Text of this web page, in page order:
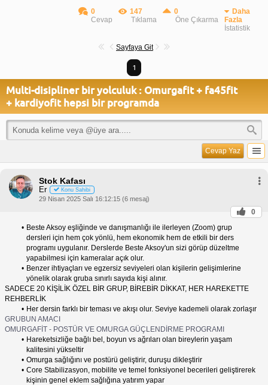
0
Cevap
147
Tıklama
0
Öne Çıkarma
Daha
Fazla
İstatistik
Sayfaya Git
1
Multi-disipliner bir yolculuk : Omurgafit + fa45fit
+ kardiyofit hepsi bir programda
Cevap Yaz
Stok Kafası
Er Konu Sahibi
29 Nisan 2025 Salı 16:12:15 (6 mesaj)
0
Beste Aksoy eşliğinde ve danışmanlığı ile ilerleyen (Zoom) grup
dersleri için hem çok yönlü, hem ekonomik hem de etkili bir ders
programı uygulanır. Derslerde Beste Aksoy'un sizi görüp düzeltme
yapabilmesi için kameralar açık olur.
Benzer ihtiyaçları ve egzersiz seviyeleri olan kişilerin gelişimlerine
yönelik olarak gruba sınırlı sayıda kişi alınır.
SADECE 20 KİŞİLİK ÖZEL BİR GRUP, BİREBİR DİKKAT, HER HAREKETTE
REHBERLİK
Her dersin farklı bir teması ve akışı olur. Seviye kademeli olarak zorlaşır
GRUBUN AMACI
OMURGAFİT - POSTÜR VE OMURGA GÜÇLENDİRME PROGRAMI
Hareketsizliğe bağlı bel, boyun vs ağrıları olan bireylerin yaşam
kalitesini yükseltir
Omurga sağlığını ve postürü geliştirir, duruşu dikleştirir
Core Stabilizasyon, mobilite ve temel fonksiyonel becerileri geliştirerek
kişinin genel eklem sağlığına yatırım yapar